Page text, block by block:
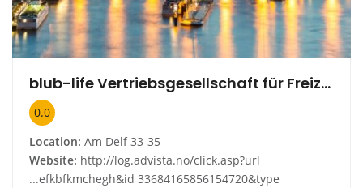
blub-life Vertriebsgesellschaft für Freizeitartikel mbH
0.0
Location: Am Delf 33-35
Website: http://log.advista.no/click.asp?url
...efkbfkmchegh&id 33684165856154720&type